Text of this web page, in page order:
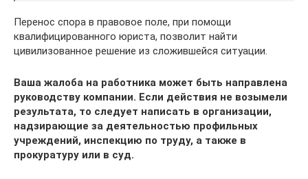
Перенос спора в правовое поле, при помощи
квалифицированного юриста, позволит найти
цивилизованное решение из сложившейся ситуации.
Ваша жалоба на работника может быть направлена
руководству компании. Если действия не возымели
результата, то следует написать в организации,
надзирающие за деятельностью профильных
учреждений, инспекцию по труду, а также в
прокуратуру или в суд.